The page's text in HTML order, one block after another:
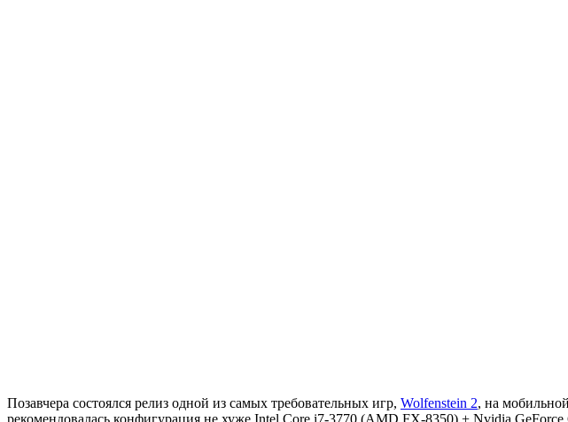
Позавчера состоялся релиз одной из самых требовательных игр, Wolfenstein 2, на
рекомендовалась конфигурация не хуже Intel Core i7-3770 (AMD FX-8350) + Nvidia